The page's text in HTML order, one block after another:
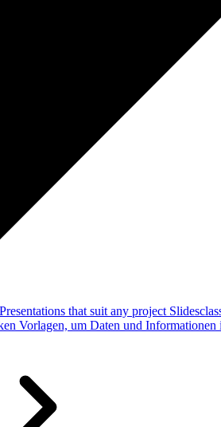
Presentations that suit any project
Vorlagen, um Daten und